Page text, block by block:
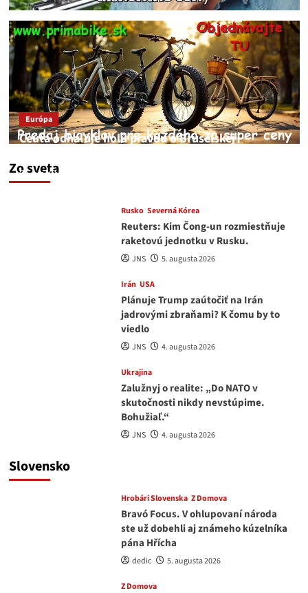
Zo sveta
Európa
Ceuta odhaľuje holú pravdu o Bruselskej
JNS
Rusko Severná Kórea
Reuters: Kim Čong-un rozmiestňuje
raketovú jednotku v Rusku.
JNS 5. augusta 2026
Irán USA
Plánuje Trump zaútočiť na Irán
jadrovými zbraňami? K čomu by to
viedlo
JNS 4. augusta 2026
Ukrajina
Zalužnyj o realite: „Do NATO v
skutočnosti nikdy nevstúpime.
Bohužiaľ.“
JNS 4. augusta 2026
Slovensko
Hrobári Slovenska Z Domova
Bravó Focus. V ohlupovaní národa
ste už dobehli aj známeho kúzelníka
pána Hřícha
dedic 5. augusta 2026
Z Domova